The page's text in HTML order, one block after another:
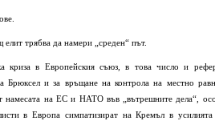
трябва да намери „среден“ път.
криза в Европейския съюз, в това число и
Брюксел и за връщане на контрола на местно
намесата на ЕС и НАТО във „вътрешните дела“,
в Европа симпатизират на Кремъл в